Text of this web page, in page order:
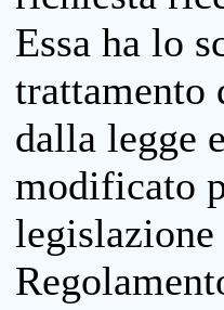
Essa ha lo
trattamento
dalla legge
modificato